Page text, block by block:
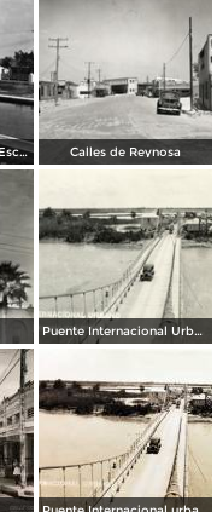
Alberca de la escuela Escandón Calles de Reynosa
Puente Internacional Urbano